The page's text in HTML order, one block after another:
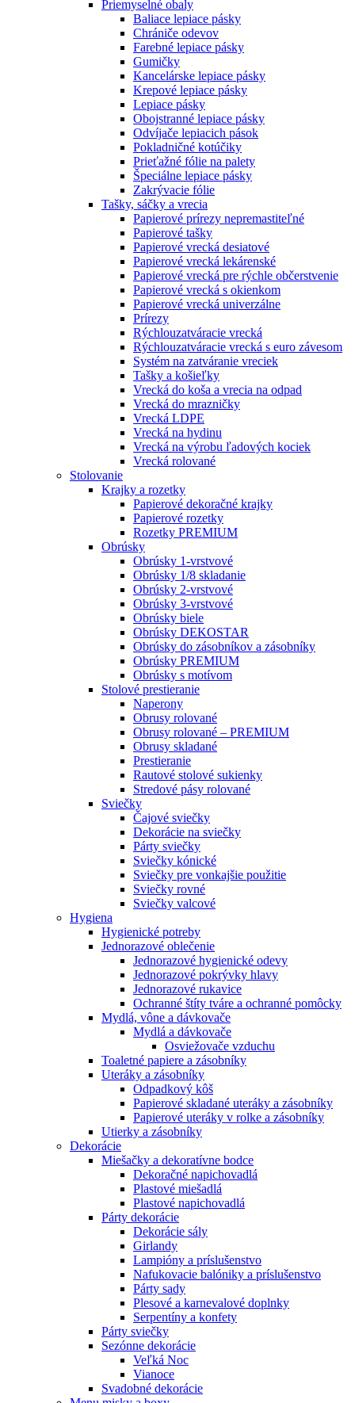
Priemyselné obaly
Baliace lepiace pásky
Chrániče odevov
Farebné lepiace pásky
Gumičky
Kancelárske lepiace pásky
Krepové lepiace pásky
Lepiace pásky
Obojstranné lepiace pásky
Odvíjače lepiacich pások
Pokladničné kotúčiky
Prieťažné fólie na palety
Špeciálne lepiace pásky
Zakrývacie fólie
Tašky, sáčky a vrecia
Papierové prírezy nepremastiteľné
Papierové tašky
Papierové vrecká desiatové
Papierové vrecká lekárenské
Papierové vrecká pre rýchle občerstvenie
Papierové vrecká s okienkom
Papierové vrecká univerzálne
Prírezy
Rýchlouzatváracie vrecká
Rýchlouzatváracie vrecká s euro závesom
Systém na zatváranie vreciek
Tašky a košieľky
Vrecká do koša a vrecia na odpad
Vrecká do mrazničky
Vrecká LDPE
Vrecká na hydinu
Vrecká na výrobu ľadových kociek
Vrecká rolované
Stolovanie
Krajky a rozetky
Papierové dekoračné krajky
Papierové rozetky
Rozetky PREMIUM
Obrúsky
Obrúsky 1-vrstvové
Obrúsky 1/8 skladanie
Obrúsky 2-vrstvové
Obrúsky 3-vrstvové
Obrúsky biele
Obrúsky DEKOSTAR
Obrúsky do zásobníkov a zásobníky
Obrúsky PREMIUM
Obrúsky s motívom
Stolové prestieranie
Naperony
Obrusy rolované
Obrusy rolované – PREMIUM
Obrusy skladané
Prestieranie
Rautové stolové sukienky
Stredové pásy rolované
Sviečky
Čajové sviečky
Dekorácie na sviečky
Párty sviečky
Sviečky kónické
Sviečky pre vonkajšie použitie
Sviečky rovné
Sviečky valcové
Hygiena
Hygienické potreby
Jednorazové oblečenie
Jednorazové hygienické odevy
Jednorazové pokrývky hlavy
Jednorazové rukavice
Ochranné štíty tváre a ochranné pomôcky
Mydlá, vône a dávkovače
Mydlá a dávkovače
Osviežovače vzduchu
Toaletné papiere a zásobníky
Uteráky a zásobníky
Odpadkový kôš
Papierové skladané uteráky a zásobníky
Papierové uteráky v rolke a zásobníky
Utierky a zásobníky
Dekorácie
Miešačky a dekoratívne bodce
Dekoračné napichovadlá
Plastové miešadlá
Plastové napichovadlá
Párty dekorácie
Dekorácie sály
Girlandy
Lampióny a príslušenstvo
Nafukovacie balóniky a príslušenstvo
Párty sady
Plesové a karnevalové doplnky
Serpentíny a konfety
Párty sviečky
Sezónne dekorácie
Veľká Noc
Vianoce
Svadobné dekorácie